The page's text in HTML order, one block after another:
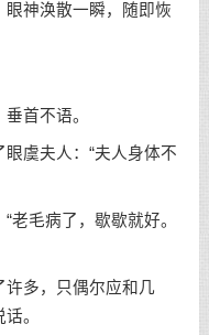
神涣散一瞬，随即恢
首不语。
虞夫人：“夫人身体不
毛病了，歇歇就好。
多，只偶尔应和几
。